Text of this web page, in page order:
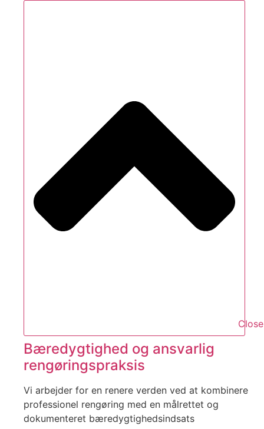
Bæredygtighed og ansvarlig
rengøringspraksis
Vi arbejder for en renere verden ved at kombinere
professionel rengøring med en målrettet og
dokumenteret bæredygtighedsindsats